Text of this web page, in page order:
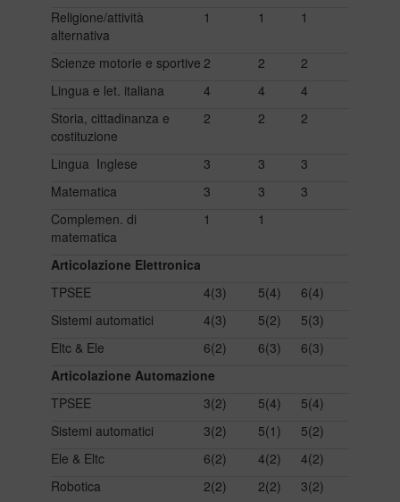
Religione/attività
alternativa
1 1 1
Scienze motorie e sportive 2 2
2
Lingua e let. italiana
4 4
4
Storia, cittadinanza e
costituzione
2 2 2
Lingua Inglese 3 3
3
Matematica
3 3
3
Complemen. di
matematica
1 1
Articolazione Elettronica
TPSEE
4(3) 5(4)
6(4)
Sistemi automatici
4(3) 5(2)
5(3)
Eltc & Ele
6(2) 6(3)
6(3)
Articolazione Automazione
TPSEE
3(2) 5(4)
5(4)
Sistemi automatici
3(2) 5(1)
5(2)
Ele & Eltc
6(2) 4(2)
4(2)
Robotica
2(2) 2(2)
3(2)